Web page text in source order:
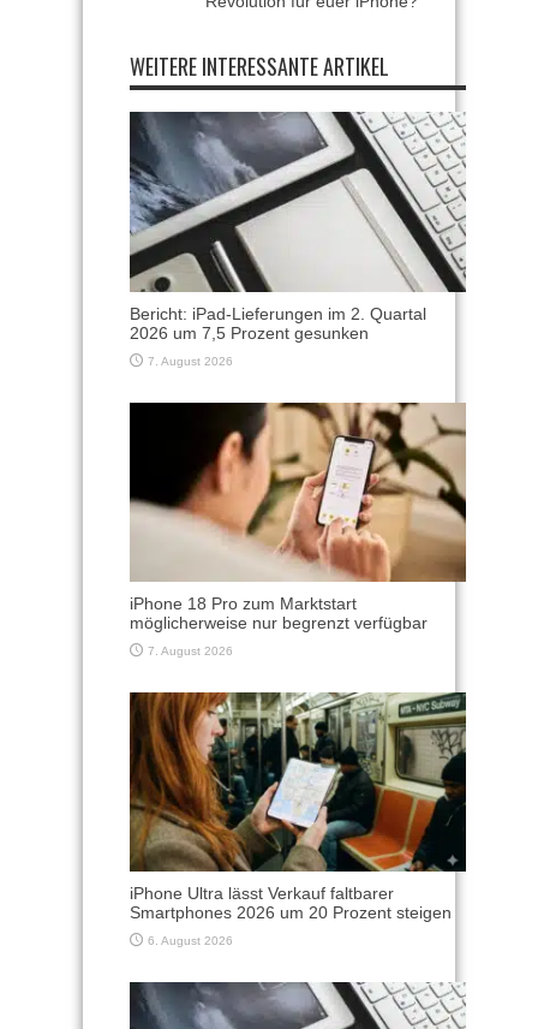
WEITERE INTERESSANTE ARTIKEL
Bericht: iPad-Lieferungen im 2. Quartal
2026 um 7,5 Prozent gesunken
7. August 2026
iPhone 18 Pro zum Marktstart
möglicherweise nur begrenzt verfügbar
7. August 2026
iPhone Ultra lässt Verkauf faltbarer
Smartphones 2026 um 20 Prozent steigen
6. August 2026